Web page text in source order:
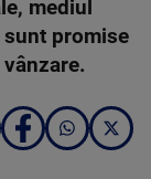
mediul
promise